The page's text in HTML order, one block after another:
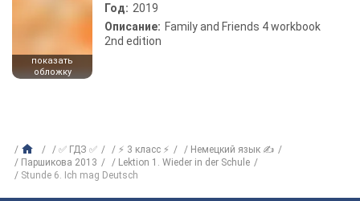
показать
обложку
Год: 2019
Описание: Family and Friends 4 workbook
2nd edition
✅ ГДЗ ✅ ⚡ 3 класс ⚡
Немецкий язык ✍
Паршикова 2013
Lektion 1. Wieder in der Schule
Stunde 6. Ich mag Deutsch